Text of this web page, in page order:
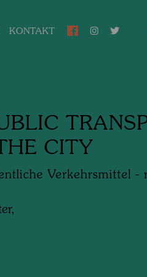
KONTAKT
CITY
Verkehrsmittel -